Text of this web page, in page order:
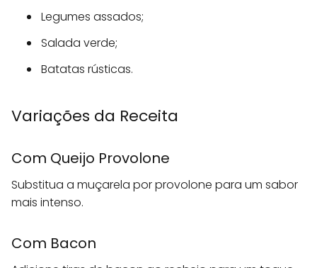
Legumes assados;
Salada verde;
Batatas rústicas.
Variações da Receita
Com Queijo Provolone
Substitua a muçarela por provolone para um sabor
mais intenso.
Com Bacon